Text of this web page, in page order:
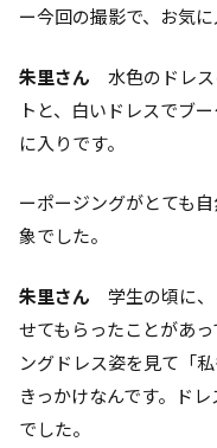
ー今回の撮影で、お気
朱里さん 水色のドレス
トと、白いドレスでブ
に入りです。
ーポージングがとても
象でした。
朱里さん 学生の頃に、
せてもらったことがあ
ングドレス姿を見て「
きっかけなんです。ド
でした。